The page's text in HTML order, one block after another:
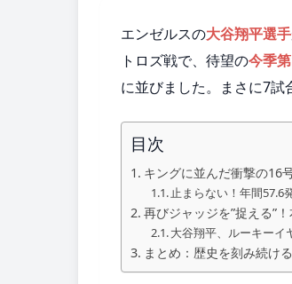
エンゼルスの大谷翔平選手
トロズ戦で、待望の今季
に並びました。まさに7試
目次
キングに並んだ衝撃の16
止まらない！年間57.6
再びジャッジを”捉える”
大谷翔平、ルーキーイ
まとめ：歴史を刻み続け